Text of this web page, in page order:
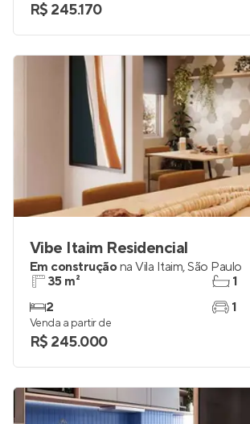
R$ 245.170
Vibe Itaim Residencial
Em construçãona Vila Itaim,São Paulo
35 m²
2
1
1
Venda a partir de
R$ 245.000